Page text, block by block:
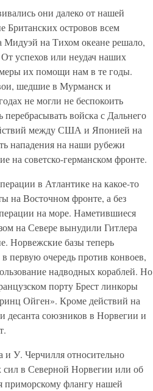
они далеко от нашей
Британских островов всем
на Тихом океане решало,
успехов или неудач наших
их помощи нам в те годы.
шедшие в Мурманск и
не могли не беспокоить
войска с Дальнего
между США и Японией на
нападения на наши рубежи
на советско-германском фронте.
в Атлантике на какое-то
на Восточном фронте, а без
на море. Наметившиеся
на Севере вынудили Гитлера
Норвежские базы теперь
первую очередь против конвоев,
надводных кораблей. Но
порту Брест линкоры
Ойген». Кроме действий на
десанта союзников в Норвегии и
У. Черчилля относительно
сил в Северной Норвегии или об
приморскому флангу нашей